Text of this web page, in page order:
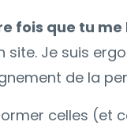
fois que tu me
site. Je suis
de la
celles (et